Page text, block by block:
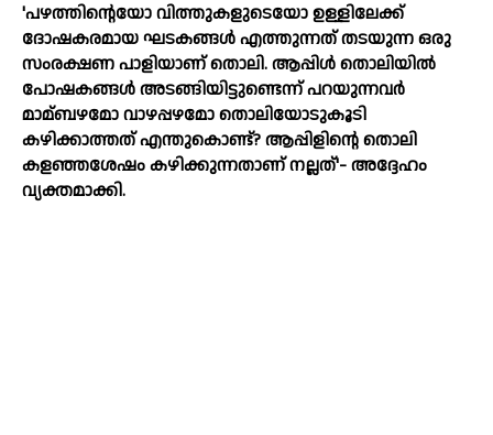
'പഴത്തിന്റെയോ വിത്തുകളുടെയോ ഉള്ളിലേക്ക്
ദോഷകരമായ ഘടകങ്ങള്‍ എത്തുന്നത് തടയുന്ന ഒരു
സംരക്ഷണ പാളിയാണ് തൊലി. ആപ്പിള്‍ തൊലിയില്‍
പോഷകങ്ങള്‍ അടങ്ങിയിട്ടുണ്ടെന്ന് പറയുന്നവർ
മാമ്ബഴമോ വാഴപ്പഴമോ തൊലിയോടുകൂടി
കഴിക്കാത്തത് എന്തുകൊണ്ട്? ആപ്പിളിന്റെ തൊലി
കളഞ്ഞശേഷം കഴിക്കുന്നതാണ് നല്ലത്'- അദ്ദേഹം
വ്യക്തമാക്കി.